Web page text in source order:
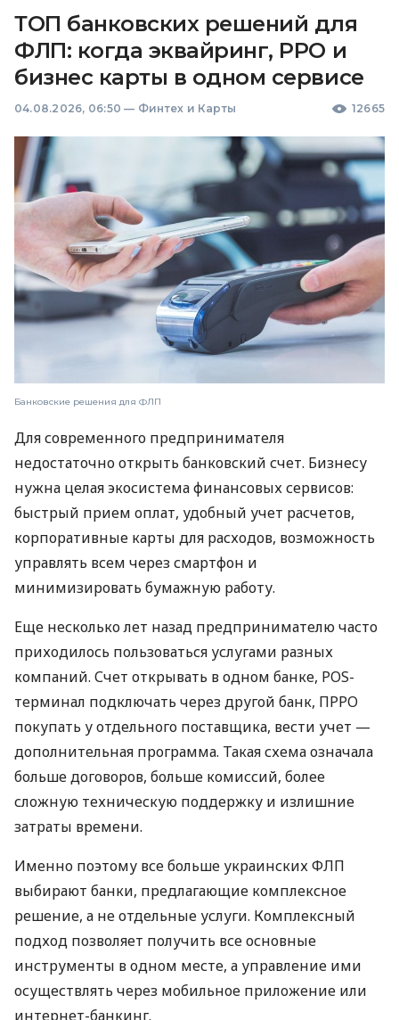
ТОП банковских решений для
ФЛП: когда эквайринг, РРО и
бизнес карты в одном сервисе
04.08.2026, 06:50 — Финтех и Карты 12665
Банковские решения для ФЛП
Для современного предпринимателя
недостаточно открыть банковский счет. Бизнесу
нужна целая экосистема финансовых сервисов:
быстрый прием оплат, удобный учет расчетов,
корпоративные карты для расходов, возможность
управлять всем через смартфон и
минимизировать бумажную работу.
Еще несколько лет назад предпринимателю часто
приходилось пользоваться услугами разных
компаний. Счет открывать в одном банке, POS-
терминал подключать через другой банк, ПРРО
покупать у отдельного поставщика, вести учет —
дополнительная программа. Такая схема означала
больше договоров, больше комиссий, более
сложную техническую поддержку и излишние
затраты времени.
Именно поэтому все больше украинских ФЛП
выбирают банки, предлагающие комплексное
решение, а не отдельные услуги. Комплексный
подход позволяет получить все основные
инструменты в одном месте, а управление ими
осуществлять через мобильное приложение или
интернет-банкинг.